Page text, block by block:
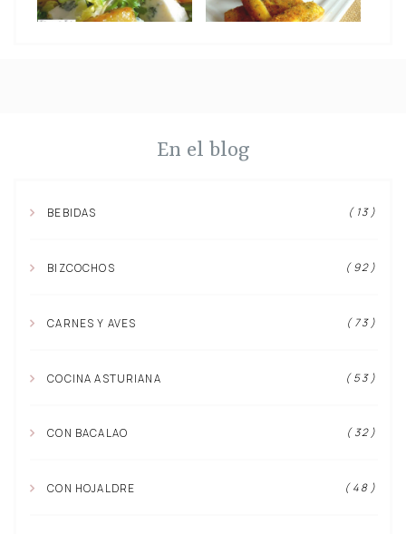
En el blog
BEBIDAS ( 13 )
BIZCOCHOS ( 92 )
CARNES Y AVES ( 73 )
COCINA ASTURIANA ( 53 )
CON BACALAO ( 32 )
CON HOJALDRE ( 48 )